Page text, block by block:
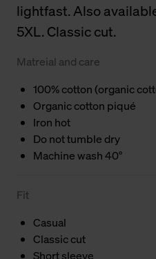
lightfast. Also
5XL. Classic cut.
Matreial and care
100% cotton (organic
Organic cotton piqué
Iron hot
Do not tumble dry
Machine wash 40°
Fit
Casual
Classic cut
Short sleeve